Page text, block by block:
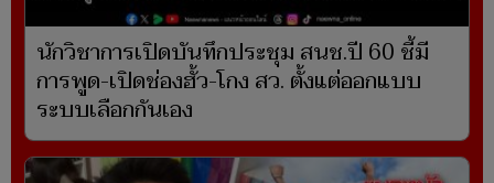
นักวิชาการเปิดบันทึกประชุม สนช.ปี 60 ชี้มี
การพูด-เปิดช่องฮั้ว-โกง สว. ตั้งแต่ออกแบบ
ระบบเลือกกันเอง